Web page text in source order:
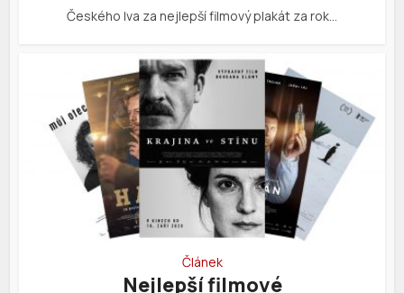
Českého lva za nejlepší filmový plakát za rok…
Článek
Nejlepší filmové